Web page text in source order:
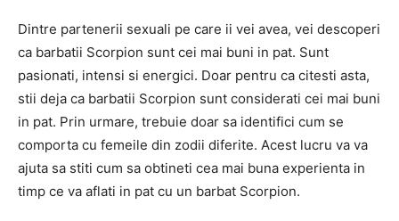
Dintre partenerii sexuali pe care ii vei avea, vei descoperi
ca barbatii Scorpion sunt cei mai buni in pat. Sunt
pasionati, intensi si energici. Doar pentru ca citesti asta,
stii deja ca barbatii Scorpion sunt considerati cei mai buni
in pat. Prin urmare, trebuie doar sa identifici cum se
comporta cu femeile din zodii diferite. Acest lucru va va
ajuta sa stiti cum sa obtineti cea mai buna experienta in
timp ce va aflati in pat cu un barbat Scorpion.